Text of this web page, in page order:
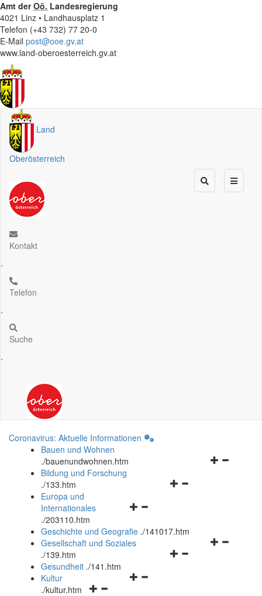
Amt derOö. Landesregierung
4021 Linz • Landhausplatz 1
Telefon (+43 732) 77 20-0
E-Mail post@ooe.gv.at
www.land-oberoesterreich.gv.at
Land
Oberösterreich
Kontakt
.
Telefon
.
Suche
.
Coronavirus: Aktuelle Informationen
Bauen und Wohnen
./bauenundwohnen.htm
Navigationsmenü
Bildung und Forschung
./133.htm
Navigationsmenü
und
schließen
Europa und
Internationales
./203110.htm
Geschichte und Geografie ./141017.htm
Navigationsmenü
Gesellschaft und Soziales
./139.htm
Navigationsmenü
Gesundheit ./141.htm
Navigationsmenü
Kultur
./kultur.htm